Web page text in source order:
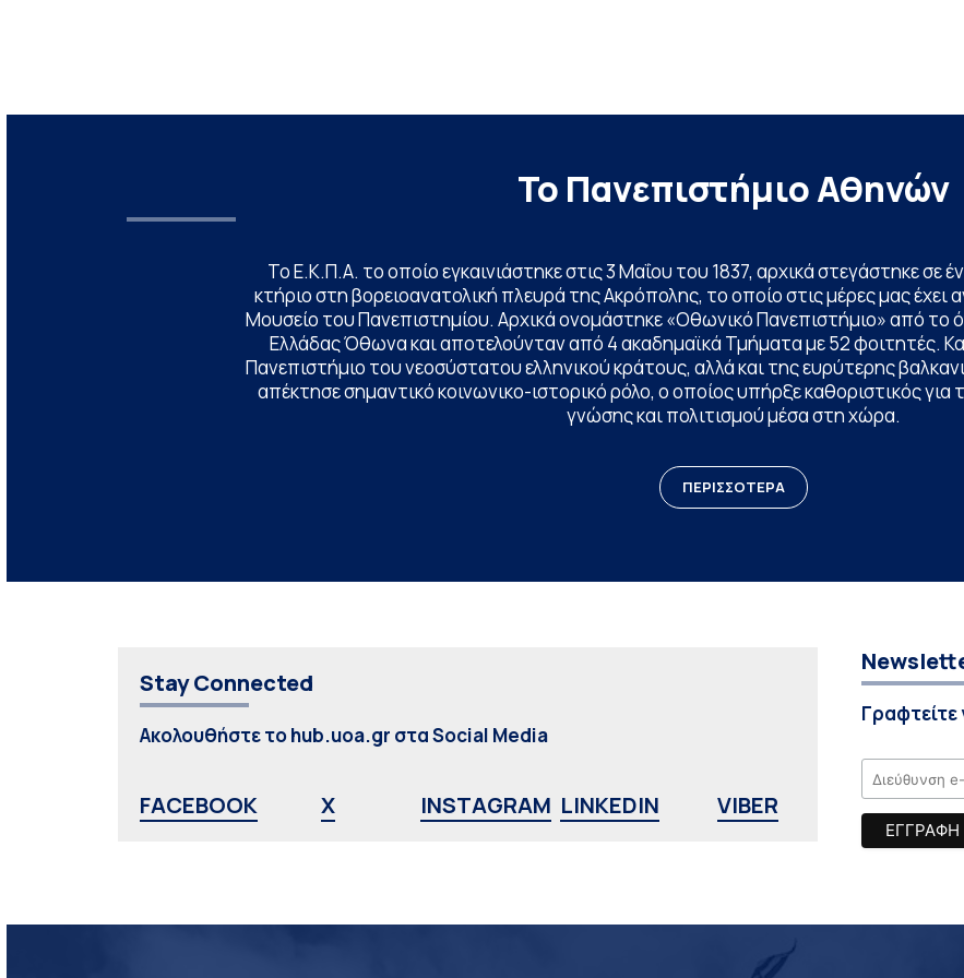
Το Πανεπιστήμιο Αθηνών
Το Ε.Κ.Π.Α. το οποίο εγκαινιάστηκε στις 3 Μαΐου του 1837, αρχικά στεγάστηκε σε
κτήριο στη βορειοανατολική πλευρά της Ακρόπολης, το οποίο στις μέρες μας έχει
Μουσείο του Πανεπιστημίου. Αρχικά ονομάστηκε «Οθωνικό Πανεπιστήμιο» από το
Ελλάδας Όθωνα και αποτελούνταν από 4 ακαδημαϊκά Τμήματα με 52 φοιτητές.
Πανεπιστήμιο του νεοσύστατου ελληνικού κράτους, αλλά και της ευρύτερης
απέκτησε σημαντικό κοινωνικο-ιστορικό ρόλο, ο οποίος υπήρξε καθοριστικός
γνώσης και πολιτισμού μέσα στη χώρα.
ΠΕΡΙΣΣΟΤΕΡΑ
Stay Connected
Ακολουθήστε το hub.uoa.gr στα Social Media
FACEBOOK X INSTAGRAM LINKEDIN VIBER
Γραφτείτε